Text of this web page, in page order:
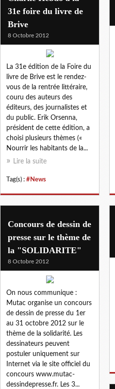
31e foire du livre de
Brive
8 Octobre 2012
La 31e édition de la Foire du
livre de Brive est le rendez-
vous de la rentrée littéraire,
couru des auteurs des
éditeurs, des journalistes et
du public. Erik Orsenna,
président de cette édition, a
choisi plusieurs thèmes («
Nourrir les habitants de la...
Lire la suite
Tag(s) : #News
Concours de dessin de
presse sur le thème de
la "SOLIDARITE"
8 Octobre 2012
On nous communique :
Mutac organise un concours
de dessin de presse du 1er
au 31 octobre 2012 sur le
thème de la solidarité. Les
dessinateurs peuvent
postuler uniquement sur
Internet via le site officiel du
concours www.mutac-
dessindepresse.fr. Les 3...